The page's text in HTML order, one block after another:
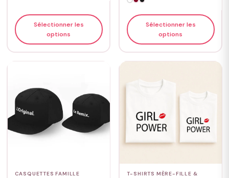
Sélectionner les
options
Sélectionner les
options
CASQUETTES FAMILLE
T-SHIRTS MÈRE-FILLE &